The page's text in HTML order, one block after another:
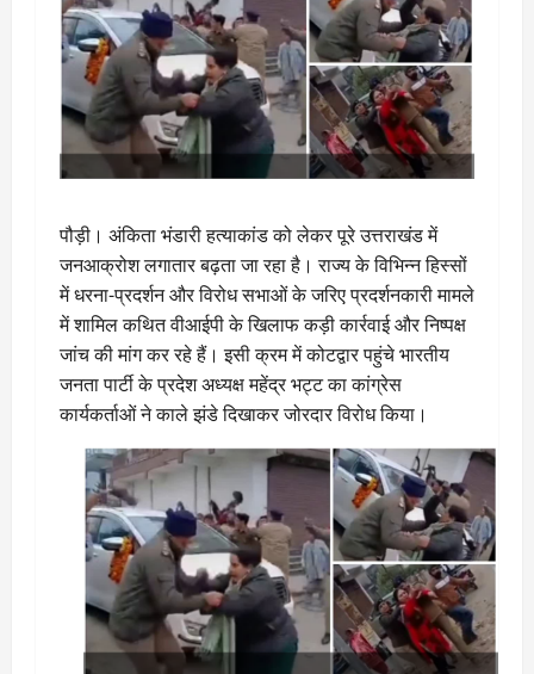
पौड़ी। अंकिता भंडारी हत्याकांड को लेकर पूरे उत्तराखंड में
जनआक्रोश लगातार बढ़ता जा रहा है। राज्य के विभिन्न हिस्सों
में धरना-प्रदर्शन और विरोध सभाओं के जरिए प्रदर्शनकारी मामले
में शामिल कथित वीआईपी के खिलाफ कड़ी कार्रवाई और निष्पक्ष
जांच की मांग कर रहे हैं। इसी क्रम में कोटद्वार पहुंचे भारतीय
जनता पार्टी के प्रदेश अध्यक्ष महेंद्र भट्ट का कांग्रेस
कार्यकर्ताओं ने काले झंडे दिखाकर जोरदार विरोध किया।